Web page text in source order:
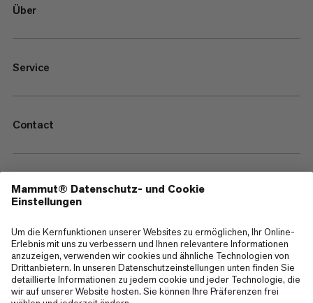
Über
Service
Contact
—
Sitemap